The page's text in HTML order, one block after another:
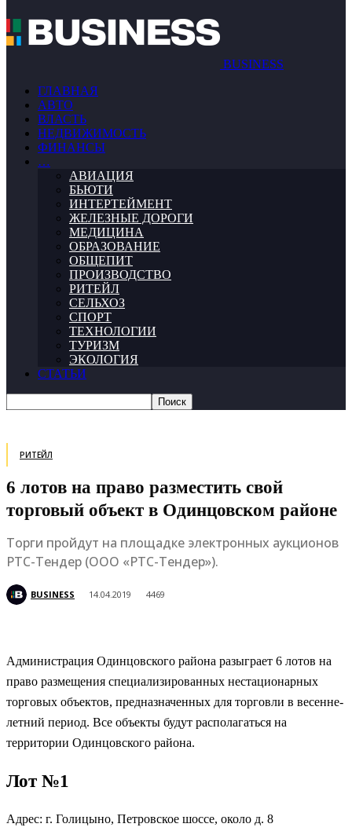
BUSINESS
ГЛАВНАЯ
АВТО
ВЛАСТЬ
НЕДВИЖИМОСТЬ
ФИНАНСЫ
…
АВИАЦИЯ
БЬЮТИ
ИНТЕРТЕЙМЕНТ
ЖЕЛЕЗНЫЕ ДОРОГИ
МЕДИЦИНА
ОБРАЗОВАНИЕ
ОБЩЕПИТ
ПРОИЗВОДСТВО
РИТЕЙЛ
СЕЛЬХОЗ
СПОРТ
ТЕХНОЛОГИИ
ТУРИЗМ
ЭКОЛОГИЯ
СТАТЬИ
РИТЕЙЛ
6 лотов на право разместить свой
торговый объект в Одинцовском районе
Торги пройдут на площадке электронных аукционов
РТС-Тендер (ООО «РТС-Тендер»).
BUSINESS 14.04.2019 4469
Администрация Одинцовского района разыграет 6 лотов на
право размещения специализированных нестационарных
торговых объектов, предназначенных для торговли в весенне-
летний период. Все объекты будут располагаться на
территории Одинцовского района.
Лот №1
Адрес: г. Голицыно, Петровское шоссе, около д. 8